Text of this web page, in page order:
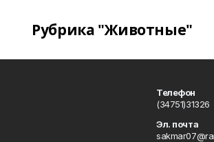
Рубрика "Животные"
Телефон
(34751)31326
Эл. почта